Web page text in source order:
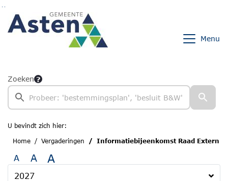
Ga naar de inhoud van deze pagina
Ga naar het zoeken
Ga naar het menu
Menu
Zoeken
U bevindt zich hier:
Home
Vergaderingen Informatiebijeenkomst Raad Extern
A A A
2027